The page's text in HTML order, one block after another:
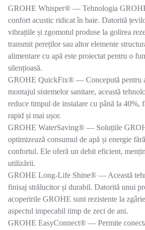
GROHE Whisper® — Tehnologia
confort acustic ridicat în baie. Datorită
vibrațiile și zgomotul produse la golirea
transmit pereților sau altor elemente
alimentare cu apă este proiectat pentru o
silențioasă.
GROHE QuickFix® — Concepută pentru
montajul sistemelor sanitare, această
reduce timpul de instalare cu până la 40%,
rapid și mai ușor.
GROHE WaterSaving® — Soluțiile
optimizează consumul de apă și energie
confortul. Ele oferă un debit eficient,
utilizării.
GROHE Long-Life Shine® — Această
finisaj strălucitor și durabil. Datorită unui
acoperirile GROHE sunt rezistente la
aspectul impecabil timp de zeci de ani.
GROHE EasyConnect® — Permite